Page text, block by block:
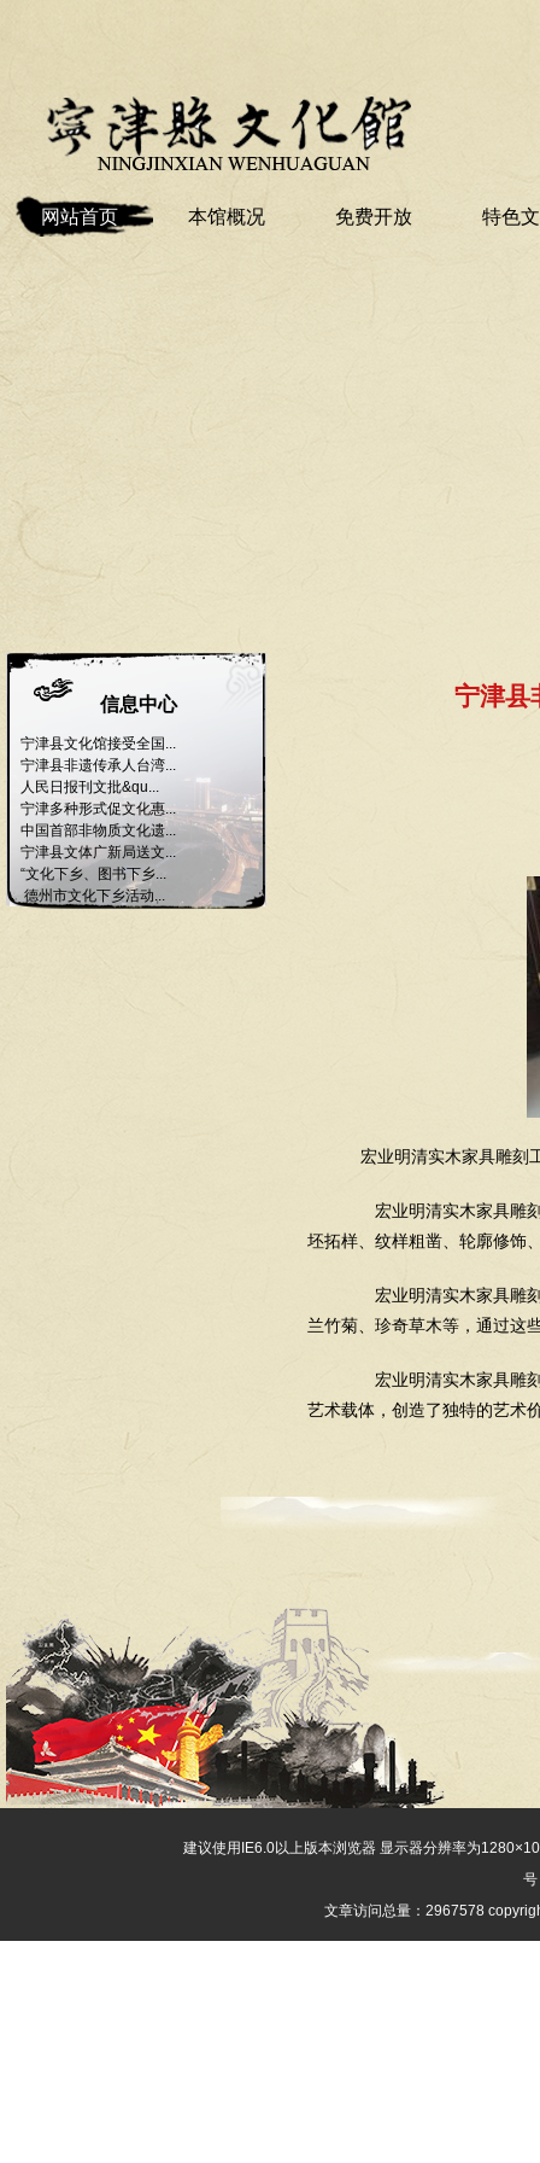
网站首页 本馆概况 免费开放 特色
信息中心
宁津县文化馆接受全国...
宁津县非遗传承人台湾...
人民日报刊文批&qu...
宁津多种形式促文化惠...
中国首部非物质文化遗...
宁津县文体广新局送文...
“文化下乡、图书下乡...
德州市文化下乡活动...
宁津县
宏业明清实木家具雕刻
宏业明清实木家具雕刻
坯拓样、纹样粗凿、轮廓修饰
宏业明清实木家具雕刻
兰竹菊、珍奇草木等，通过这
宏业明清实木家具雕刻
艺术载体，创造了独特的艺术
建议使用IE6.0以上版本浏览器 显示器分辨率为
号
文章访问总量：2967578